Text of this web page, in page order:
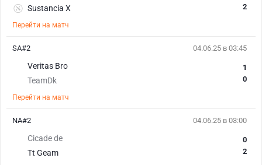
Sustancia X
2
Перейти на матч
04.06.25 в 03:45
Veritas Bro
TeamDk
1
0
Перейти на матч
SA#2
04.06.25 в 03:00
Cicade de
Tt Geam
0
2
NA#2